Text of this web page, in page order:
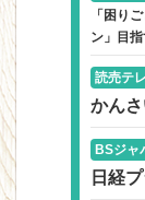
「困り
ン」目
読売テ
かん
BSジャ
日経